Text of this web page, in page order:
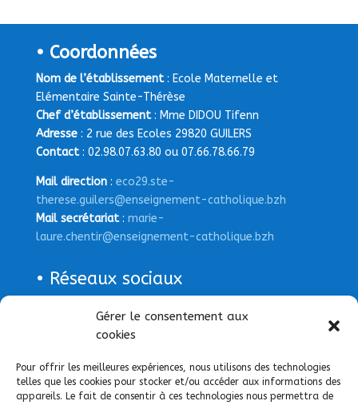
Gérer le consentement aux
cookies
Pour offrir les meilleures expériences, nous utilisons des technologies
telles que les cookies pour stocker et/ou accéder aux informations des
appareils. Le fait de consentir à ces technologies nous permettra de
• Coordonnées
Nom de l’établissement: Ecole Maternelle et
Elémentaire Sainte-Thérèse
Chef d’établissement: Mme DIDOU Tifenn
Adresse: 2 rue des Ecoles 29820 GUILERS
Contact: 02.98.07.63.80 ou 07.66.78.66.79
Mail direction: eco29.ste-
therese.guilers@enseignement-catholique.bzh
Mail secrétariat: marie-
laure.chentir@enseignement-catholique.bzh
• Réseaux sociaux
Page Facebook